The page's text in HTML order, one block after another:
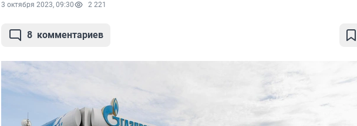
3 октября 2023, 09:30 2 221
8 комментариев